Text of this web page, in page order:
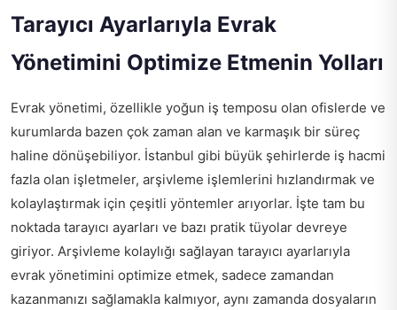
Tarayıcı Ayarlarıyla Evrak
Yönetimini Optimize Etmenin Yolları
Evrak yönetimi, özellikle yoğun iş temposu olan ofislerde ve
kurumlarda bazen çok zaman alan ve karmaşık bir süreç
haline dönüşebiliyor. İstanbul gibi büyük şehirlerde iş hacmi
fazla olan işletmeler, arşivleme işlemlerini hızlandırmak ve
kolaylaştırmak için çeşitli yöntemler arıyorlar. İşte tam bu
noktada tarayıcı ayarları ve bazı pratik tüyolar devreye
giriyor. Arşivleme kolaylığı sağlayan tarayıcı ayarlarıyla
evrak yönetimini optimize etmek, sadece zamandan
kazanmanızı sağlamakla kalmıyor, aynı zamanda dosyaların